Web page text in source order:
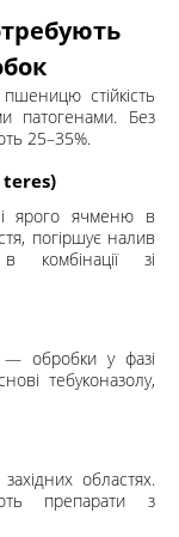
стійкість
патогенами. Без
25–35%.
teres)
і ярого ячменю в
погіршує налив
комбінації зі
— обробки у фазі
тебуконазолу,
областях.
препарати з